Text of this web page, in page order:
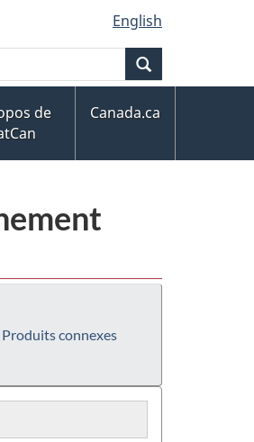
English
de
Canada.ca
Produits connexes